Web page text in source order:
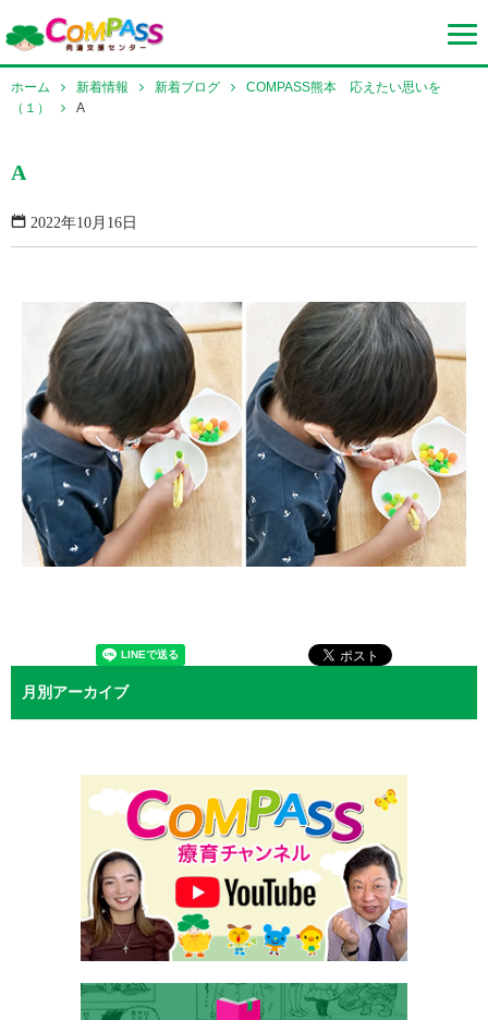
ホーム 新着情報 新着ブログ
COMPASS熊本 応えたい思いを
（１）
A
A
2022年10月16日
月別アーカイブ